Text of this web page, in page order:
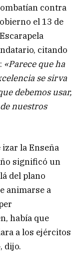
contra
el 13 de
citando
«Parece que ha
se sirva
debemos usar,
nuestros
izar la Enseña
significó un
del plano
animarse a
había que
a los ejércitos
dijo.